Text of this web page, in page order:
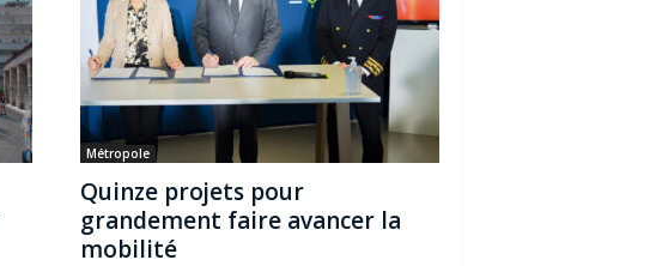
Métropole
Quinze projets pour
grandement faire avancer la
mobilité